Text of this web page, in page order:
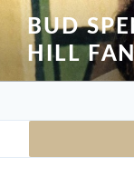
Inhalt
springen
BUD
HILL